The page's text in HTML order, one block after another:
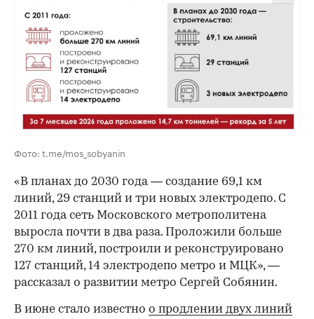
00:00 /
Фото: t.me/mos_sobyanin
«В планах до 2030 года — создание 69,1 км
линий, 29 станций и три новых электродепо. С
2011 года сеть Московского метрополитена
выросла почти в два раза. Проложили больше
270 км линий, построили и реконструировано
127 станций, 14 электродепо метро и МЦК», —
рассказал о развитии метро Сергей Собянин.
В июне стало известно о продлении двух линий